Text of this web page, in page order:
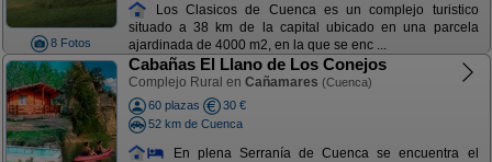
8 Fotos
Los Clasicos de Cuenca es un complejo turistico
situado a 38 km de la capital ubicado en una parcela
ajardinada de 4000 m2, en la que se enc ...
Cabañas El Llano de Los Conejos
Complejo Rural en Cañamares (Cuenca)
60 plazas
30 €
52 km de Cuenca
En plena Serranía de Cuenca se encuentra el